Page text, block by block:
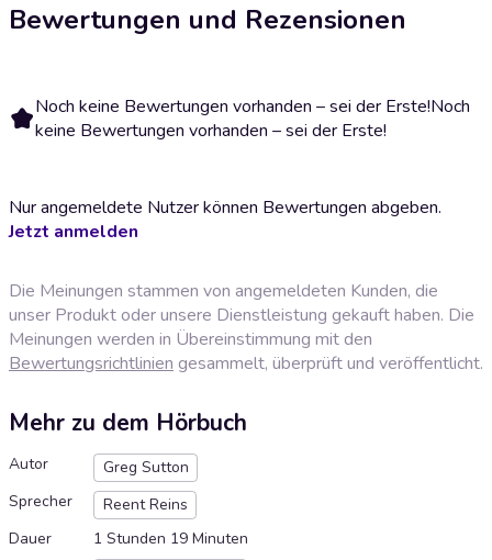
Bewertungen und Rezensionen
Noch keine Bewertungen vorhanden – sei der Erste!Noch
keine Bewertungen vorhanden – sei der Erste!
Nur angemeldete Nutzer können Bewertungen abgeben.
Jetzt anmelden
Die Meinungen stammen von angemeldeten Kunden, die
unser Produkt oder unsere Dienstleistung gekauft haben. Die
Meinungen werden in Übereinstimmung mit den
Bewertungsrichtlinien gesammelt, überprüft und veröffentlicht.
Mehr zu dem Hörbuch
Autor
Greg Sutton
Sprecher
Reent Reins
Dauer
1 Stunden 19 Minuten